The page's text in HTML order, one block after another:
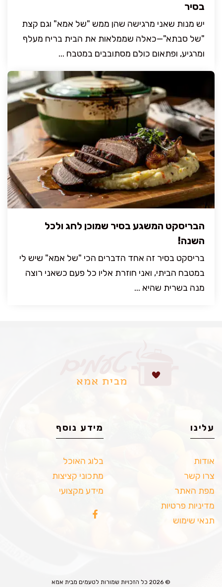
בסיר
יש מנות שאני מרגישה שהן ממש "של אמא" וגם קצת
"של סבתא"—כאלה שממלאות את הבית בריח מעלף
ומרגיע, ופתאום כולם מסתובבים במטבח ...
הבריסקט המשגע בסיר שמוכן לחג ולכל
השנה!
בריסקט בסיר זה אחד הדברים הכי "של אמא" שיש לי
במטבח הביתי, ואני חוזרת אליו כל פעם כשאני רוצה
מנה בשרית שהיא ...
עלינו
אודות
צרו קשר
מפת האתר
מדיניות פרטיות
תנאי שימוש
מידע נוסף
בלוג האוכל
מתכוני קציצות
מידע מקצועי
© 2026 כל הזכויות שמורות לטעמים מבית אמא